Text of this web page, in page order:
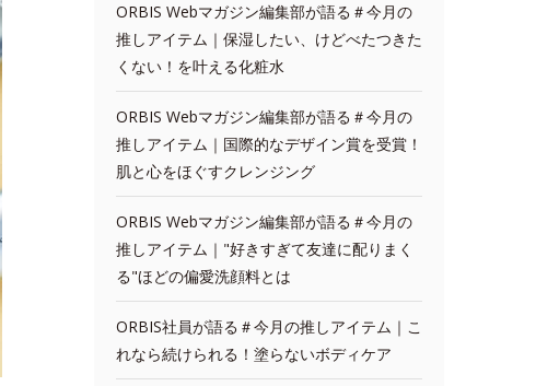
ORBIS Webマガジン編集部が語る＃今月の
推しアイテム｜保湿したい、けどべたつきた
くない！を叶える化粧水
ORBIS Webマガジン編集部が語る＃今月の
推しアイテム｜国際的なデザイン賞を受賞！
肌と心をほぐすクレンジング
ORBIS Webマガジン編集部が語る＃今月の
推しアイテム｜"好きすぎて友達に配りまく
る"ほどの偏愛洗顔料とは
ORBIS社員が語る＃今月の推しアイテム｜こ
れなら続けられる！塗らないボディケア